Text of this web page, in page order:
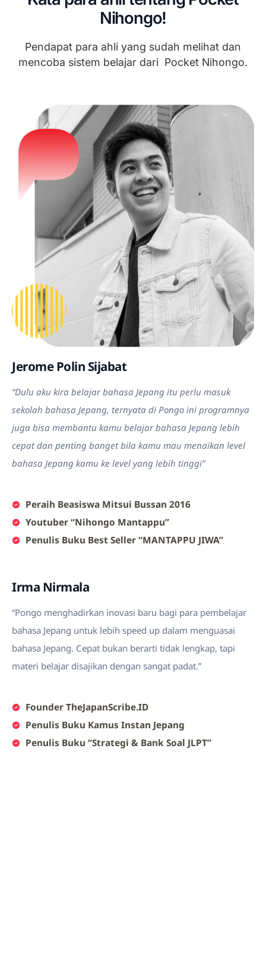
Nihongo!
Pendapat para ahli yang sudah melihat dan
mencoba sistem belajar dari Pocket Nihongo.
Jerome Polin Sijabat
“Dulu aku kira belajar bahasa Jepang itu perlu masuk
sekolah bahasa Jepang, ternyata di Pongo ini programnya
juga bisa membantu kamu belajar bahasa Jepang lebih
cepat dan penting banget bila kamu mau menaikan level
bahasa Jepang kamu ke level yang lebih tinggi”
Peraih Beasiswa Mitsui Bussan 2016
Youtuber “Nihongo Mantappu”
Penulis Buku Best Seller “MANTAPPU JIWA”
Irma Nirmala
“Pongo menghadirkan inovasi baru bagi para pembelajar
bahasa Jepang untuk lebih speed up dalam menguasai
bahasa Jepang. Cepat bukan berarti tidak lengkap, tapi
materi belajar disajikan dengan sangat padat.”
Founder TheJapanScribe.ID
Penulis Buku Kamus Instan Jepang
Penulis Buku “Strategi & Bank Soal JLPT”